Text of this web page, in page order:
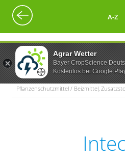
Agrar Wetter
Bayer CropScience
Kostenlos bei Google
A-Z
Pflanzenschutzmittel / Beizmittel,